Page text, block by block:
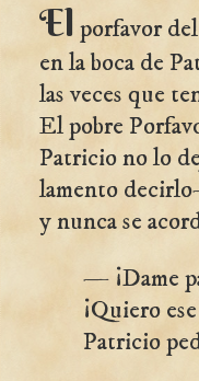
El porfavor
en la boca de
las veces que
El pobre
Patricio no lo
lamento
y nunca se
— ¡Dame
¡Quiero
Patricio